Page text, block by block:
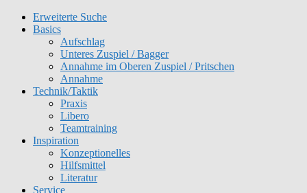
Erweiterte Suche
Basics
Aufschlag
Unteres Zuspiel / Bagger
Annahme im Oberen Zuspiel / Pritschen
Annahme
Technik/Taktik
Praxis
Libero
Teamtraining
Inspiration
Konzeptionelles
Hilfsmittel
Literatur
Service
Get 30% off your first purchase